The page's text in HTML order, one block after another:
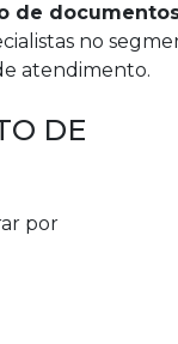
de
no
atendimento.
DE
por